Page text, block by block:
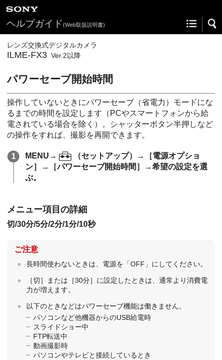
ヘルプガイド(Web取扱説明書)
レンズ交換式デジタルカメラ
ILME-FX3 Ver.2以降
パワーセーブ開始時間
操作していないときにパワーセーブ（省電力）モードにな
るまでの時間を設定します（PCやスマートフォンから給
電されている場合を除く）。シャッターボタン半押しなど
の操作をすれば、撮影を再開できます。
MENU → （セットアップ）→
［電源オプショ
ン］
→ ［パワーセーブ開始時間］
→希望の設定を選
ぶ。
メニュー項目の詳細
切/30分/5分/2分/1分/10秒
ご注意
長時間使わないときは、電源を「OFF」にしてください。
［切］ または ［30分］ に設定したときは、通常より消費電
力が増えます。
以下のときなどはパワーセーブ機能は働きません。
パソコンなど他機器からのUSB給電時
スライドショー中
FTP転送中
動画撮影時
パソコンやテレビと接続しているとき